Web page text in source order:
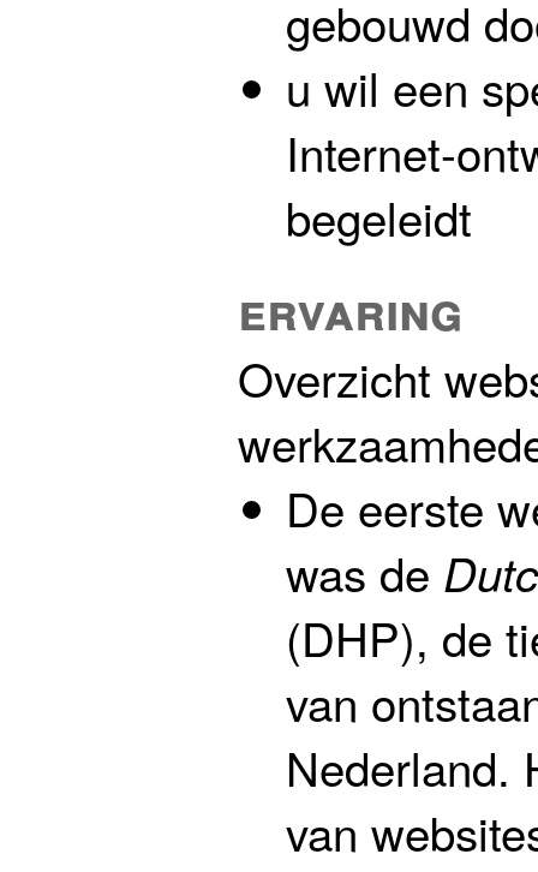
gebouwd
u wil een
Internet-
begeleidt
ervaring
Overzicht
De eerste
was de
(DHP), de
van
Nederland.
van